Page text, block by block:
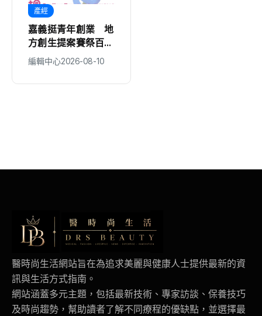
產經
嘉義挺青年創業 地
方創生提案賽祭百萬
獎金
編輯中心2026-08-10
醫時尚生活網站旨在為追求美麗與健康人士提供最新的資
訊與生活方式指南。
網站涵蓋多元主題，包括最新技術、專家訪談、保養技巧
及時尚趨勢，幫助讀者了解不同療程的優缺點，並選擇最